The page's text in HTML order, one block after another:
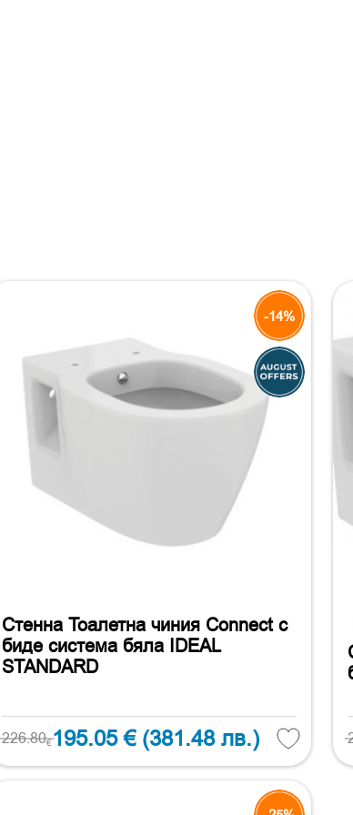
-14%
Стенна Тоалетна чиния Connect с
биде система бяла IDEAL
STANDARD
226.80€195.05 € (381.48 лв.)